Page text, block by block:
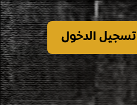
تسجيل الدخول